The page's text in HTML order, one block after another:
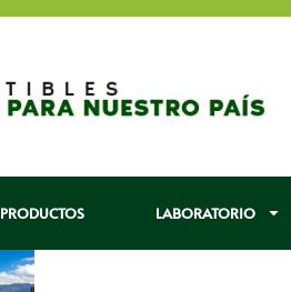
PRODUCTOS LABORATORIO